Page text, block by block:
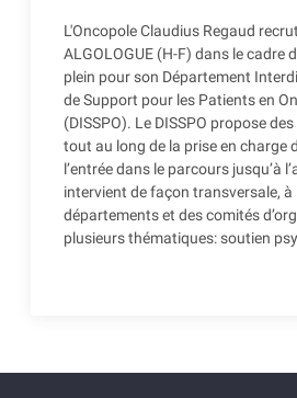
L'Oncopole Claudius Regaud
ALGOLOGUE (H-F) dans le cadre
plein pour son Département
de Support pour les Patients en
(DISSPO). Le DISSPO propose
tout au long de la prise en charge
l’entrée dans le parcours jusqu’à
intervient de façon transversale, à
départements et des comités
plusieurs thématiques: soutien